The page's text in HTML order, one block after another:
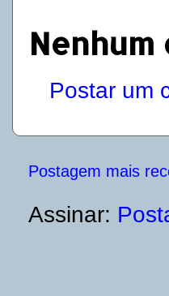
Postar um
Postagem mais
Assinar: